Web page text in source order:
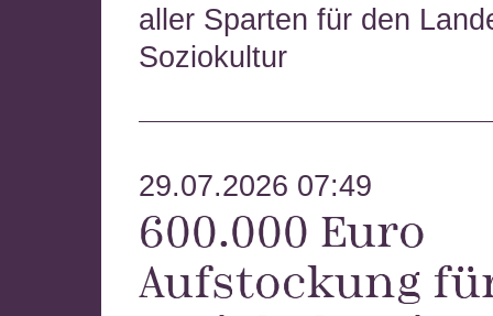
aller Sparten für den
Soziokultur
29.07.2026 07:49
600.000 Euro
Aufstockung